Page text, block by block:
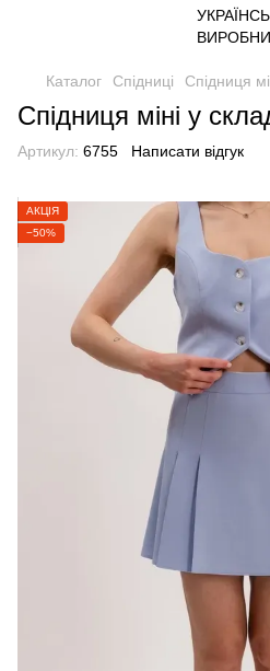
Каталог Спідниці Спідниця
Спідниця міні у
Артикул: 6755 Написати відгук
АКЦІЯ
−50%